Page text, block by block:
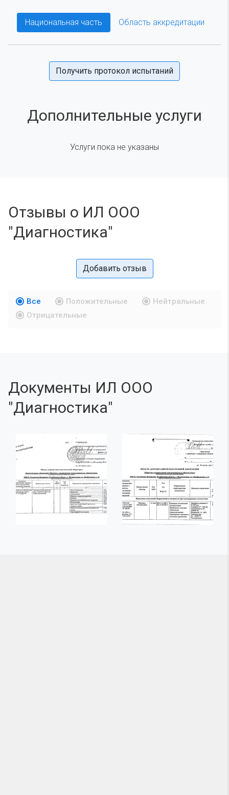
Национальная часть Область аккредитации
Получить протокол испытаний
Дополнительные услуги
Услуги пока не указаны
Отзывы о ИЛ ООО
"Диагностика"
Добавить отзыв
Все Положительные
Нейтральные
Отрицательные
Документы ИЛ ООО
"Диагностика"